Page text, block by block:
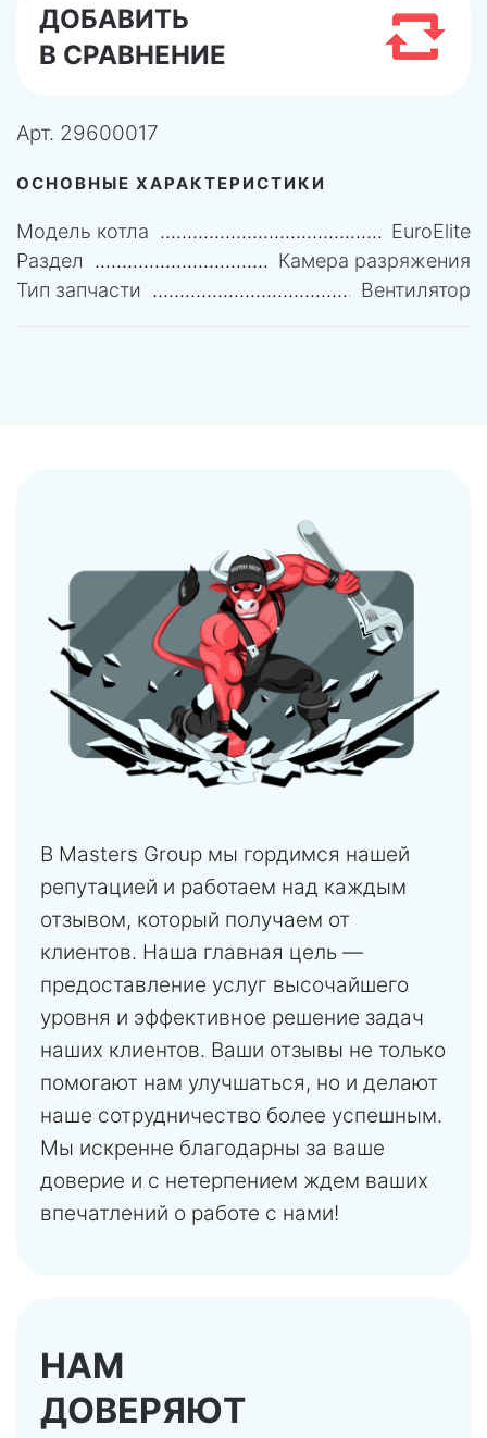
ДОБАВИТЬ
В СРАВНЕНИЕ
Арт. 29600017
ОСНОВНЫЕ ХАРАКТЕРИСТИКИ
Модель котла
EuroElite
Раздел
Камера разряжения
Тип запчасти
Вентилятор
В Masters Group мы гордимся нашей
репутацией и работаем над каждым
отзывом, который получаем от
клиентов. Наша главная цель —
предоставление услуг высочайшего
уровня и эффективное решение задач
наших клиентов. Ваши отзывы не только
помогают нам улучшаться, но и делают
наше сотрудничество более успешным.
Мы искренне благодарны за ваше
доверие и с нетерпением ждем ваших
впечатлений о работе с нами!
НАМ
ДОВЕРЯЮТ